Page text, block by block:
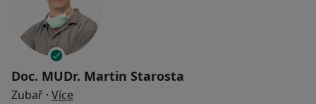
Doc. MUDr. Martin Starosta
Zubař · Více